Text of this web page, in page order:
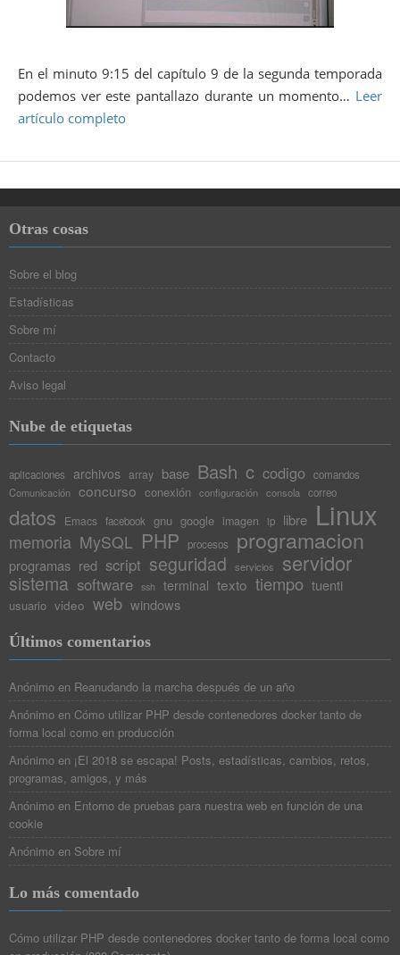
En el minuto 9:15 del capítulo 9 de la segunda temporada
podemos ver este pantallazo durante un momento… Leer
artículo completo
Otras cosas
Sobre el blog
Estadísticas
Sobre mí
Contacto
Aviso legal
Nube de etiquetas
aplicaciones archivos array base Bash c codigo
comandos
Comunicación concurso conexión configuración consola correo
datos Emacs facebook gnu google imagen ip libre Linux
memoria MySQL PHP procesos programacion
programas red script seguridad servicios servidor
sistema software ssh terminal texto tiempo tuenti
usuario video web windows
Últimos comentarios
Anónimo en Reanudando la marcha después de un año
Anónimo en Cómo utilizar PHP desde contenedores docker tanto de
forma local como en producción
Anónimo en ¡El 2018 se escapa! Posts, estadísticas, cambios, retos,
programas, amigos, y más
Anónimo en Entorno de pruebas para nuestra web en función de una
cookie
Anónimo en Sobre mí
Lo más comentado
Cómo utilizar PHP desde contenedores docker tanto de forma local como